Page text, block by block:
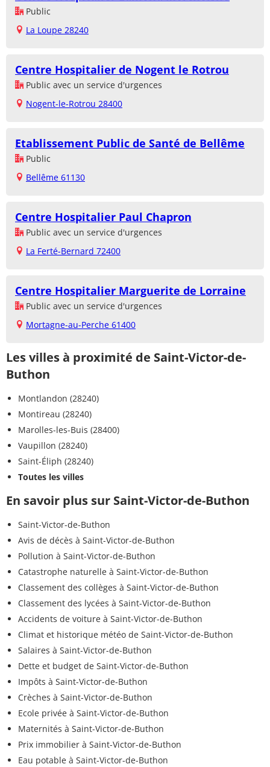
Public
La Loupe 28240
Centre Hospitalier de Nogent le Rotrou
Public avec un service d'urgences
Nogent-le-Rotrou 28400
Etablissement Public de Santé de Bellême
Public
Bellême 61130
Centre Hospitalier Paul Chapron
Public avec un service d'urgences
La Ferté-Bernard 72400
Centre Hospitalier Marguerite de Lorraine
Public avec un service d'urgences
Mortagne-au-Perche 61400
Les villes à proximité de Saint-Victor-de-
Buthon
Montlandon (28240)
Montireau (28240)
Marolles-les-Buis (28400)
Vaupillon (28240)
Saint-Éliph (28240)
Toutes les villes
En savoir plus sur Saint-Victor-de-Buthon
Saint-Victor-de-Buthon
Avis de décès à Saint-Victor-de-Buthon
Pollution à Saint-Victor-de-Buthon
Catastrophe naturelle à Saint-Victor-de-Buthon
Classement des collèges à Saint-Victor-de-Buthon
Classement des lycées à Saint-Victor-de-Buthon
Accidents de voiture à Saint-Victor-de-Buthon
Climat et historique météo de Saint-Victor-de-Buthon
Salaires à Saint-Victor-de-Buthon
Dette et budget de Saint-Victor-de-Buthon
Impôts à Saint-Victor-de-Buthon
Crèches à Saint-Victor-de-Buthon
Ecole privée à Saint-Victor-de-Buthon
Maternités à Saint-Victor-de-Buthon
Prix immobilier à Saint-Victor-de-Buthon
Eau potable à Saint-Victor-de-Buthon